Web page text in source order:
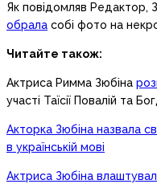
Як повідомляв Редактор,
обрала собі фото на
Читайте також:
Актриса Римма Зюбіна
участі Таїсії Повалій та
Акторка Зюбіна назвала
в українській мові
Актриса Зюбіна